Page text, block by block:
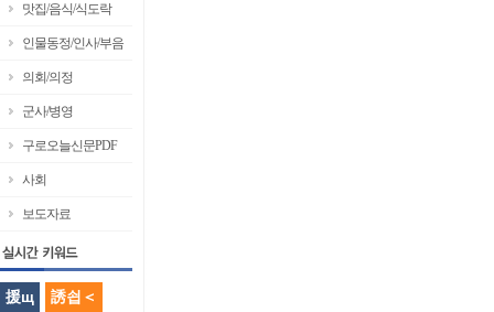
맛집/음식/식도락
인물동정/인사/부음
의회/의정
군사/병영
구로오늘신문PDF
사회
보도자료
援щ 誘쇱＜